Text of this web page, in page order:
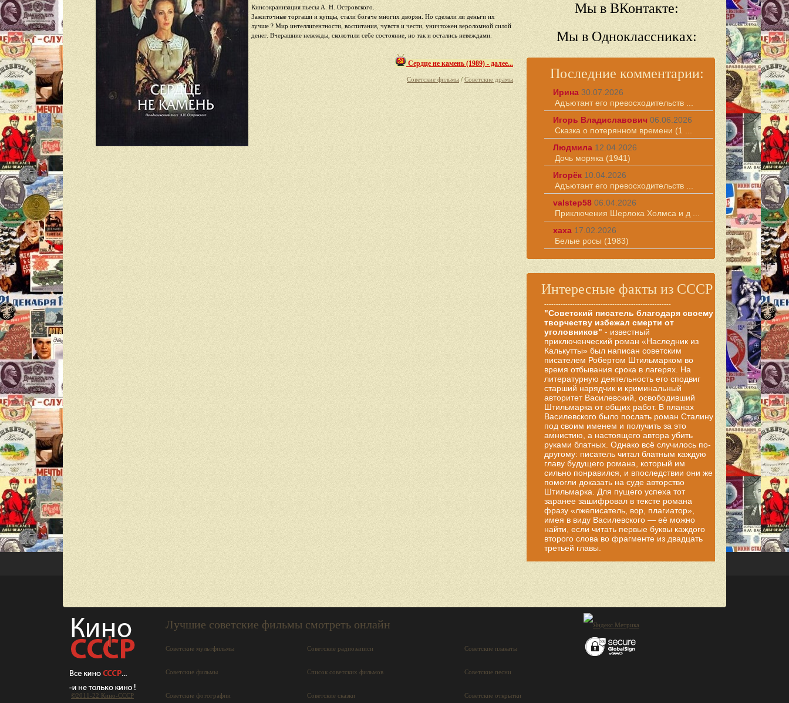
Киноэкранизация пьесы А. Н. Островского.
Зажиточные торгаши и купцы, стали богаче многих дворян. Но сделали ли деньги их
лучше ? Мир интеллигентности, воспитания, чувств и чести, уничтожен вероломной силой
денег. Вчерашние невежды, сколотили себе состояние, но так и остались невеждами.
Сердце не камень (1989) - далее...
Советские фильмы / Советские драмы
Мы в ВКонтакте:
Мы в Одноклассниках:
Последние комментарии:
Ирина 30.07.2026
Адъютант его превосходительств ...
Игорь Владиславович 06.06.2026
Сказка о потерянном времени (1 ...
Людмила 12.04.2026
Дочь моряка (1941)
Игорёк 10.04.2026
Адъютант его превосходительств ...
valstep58 06.04.2026
Приключения Шерлока Холмса и д ...
хаха 17.02.2026
Белые росы (1983)
Интересные факты из СССР
------------------------------------------------------
"Советский писатель благодаря своему
творчеству избежал смерти от
уголовников" - известный
приключенческий роман «Наследник из
Калькутты» был написан советским
писателем Робертом Штильмарком во
время отбывания срока в лагерях. На
литературную деятельность его сподвиг
старший нарядчик и криминальный
авторитет Василевский, освободивший
Штильмарка от общих работ. В планах
Василевского было послать роман Сталину
под своим именем и получить за это
амнистию, а настоящего автора убить
руками блатных. Однако всё случилось по-
другому: писатель читал блатным каждую
главу будущего романа, который им
сильно понравился, и впоследствии они же
помогли доказать на суде авторство
Штильмарка. Для пущего успеха тот
заранее зашифровал в тексте романа
фразу «лжеписатель, вор, плагиатор»,
имея в виду Василевского — её можно
найти, если читать первые буквы каждого
второго слова во фрагменте из двадцать
третьей главы.
©2011-22 Кино-СCCР
Лучшие советские фильмы смотреть онлайн
Советские мультфильмы
Советские фильмы
Советские фотографии
Советские радиозаписи
Список советских фильмов
Советские сказки
Советские плакаты
Советские песни
Советские открытки